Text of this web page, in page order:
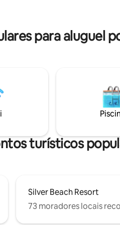
para aluguel
turísticos
Silver Beach Resort
73 moradores locais